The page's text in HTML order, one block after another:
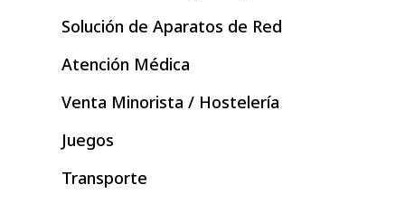
Solución de Aparatos de Red
Atención Médica
Venta Minorista / Hostelería
Juegos
Transporte